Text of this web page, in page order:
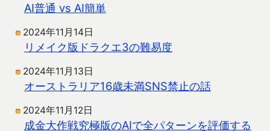
AI普通 vs AI簡単
2024年11月14日
リメイク版ドラクエ3の難易度
2024年11月13日
オーストラリア16歳未満SNS禁止の話
2024年11月12日
成金大作戦究極版のAIで全パターンを評価する